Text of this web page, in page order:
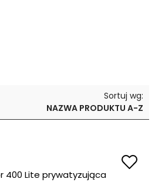
Sortuj wg:
NAZWA PRODUKTU A-Z
400 Lite prywatyzująca